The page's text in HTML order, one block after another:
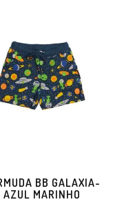
BB GALAXIA-
AZUL MARINHO